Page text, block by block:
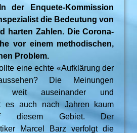
der Enquete-Kommission
die Bedeutung von
harten Zahlen. Die Corona-
vor einem methodischen,
Problem.
eine echte «Aufklärung der
Die Meinungen
weit auseinander und
es auch nach Jahren kaum
diesem Gebiet. Der
Marcel Barz verfolgt die